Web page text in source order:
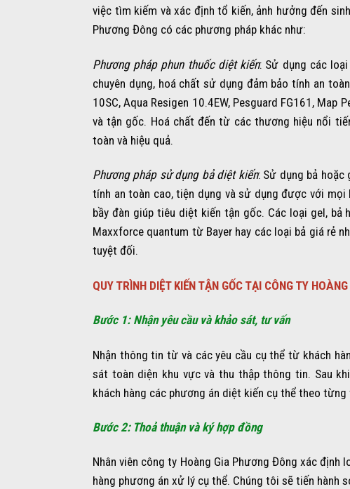
việc tìm kiếm và xác định tổ kiến, ảnh hưởng đến
Phương Đông có các phương pháp khác như:
Phương pháp phun thuốc diệt kiến: Sử dụng các
chuyên dụng, hoá chất sử dụng đảm bảo tính an
10SC, Aqua Resigen 10.4EW, Pesguard FG161, Map
và tận gốc. Hoá chất đến từ các thương hiệu nổi
toàn và hiệu quả.
Phương pháp sử dụng bả diệt kiến: Sử dụng bả
tính an toàn cao, tiện dụng và sử dụng được với mọi
bầy đàn giúp tiêu diệt kiến tận gốc. Các loại gel, bả
Maxxforce quantum từ Bayer hay các loại bả giá rẻ
tuyệt đối.
QUY TRÌNH DIỆT KIẾN TẬN GỐC TẠI CÔNG TY
Bước 1: Nhận yêu cầu và khảo sát, tư vấn
Nhận thông tin từ và các yêu cầu cụ thể từ khách
sát toàn diện khu vực và thu thập thông tin. Sau
khách hàng các phương án diệt kiến cụ thể theo
Bước 2: Thoả thuận và ký hợp đồng
Nhân viên công ty Hoàng Gia Phương Đông xác
hàng phương án xử lý cụ thể. Chúng tôi sẽ tiến hành